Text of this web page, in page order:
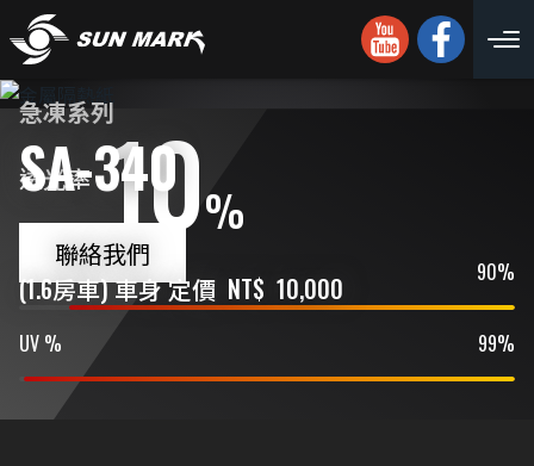
急凍系列
SA-340
聯絡我們
(1.6房車) 車身 定價 NT$ 10,000
IR % 90%
UV % 99%
透光率 10%